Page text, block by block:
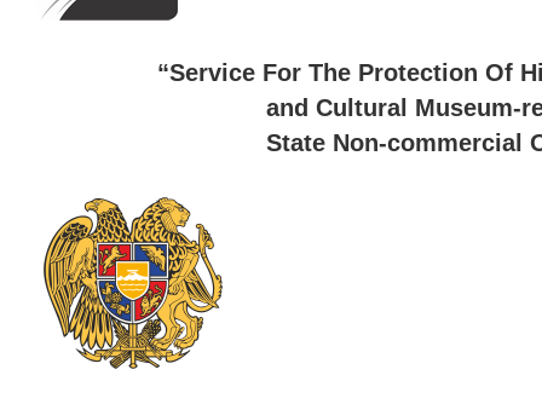
“Service For The Protection Of
and Cultural Museum-
State Non-commercial